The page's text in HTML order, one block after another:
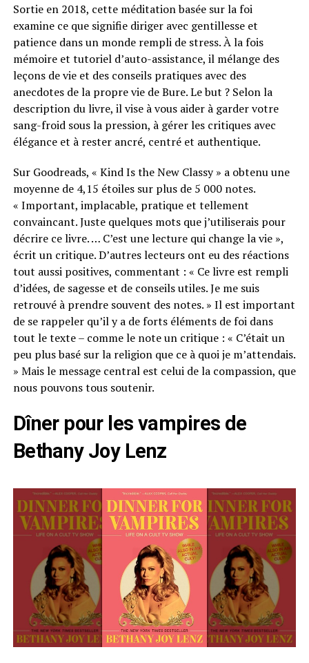
Sortie en 2018, cette méditation basée sur la foi
examine ce que signifie diriger avec gentillesse et
patience dans un monde rempli de stress. À la fois
mémoire et tutoriel d’auto-assistance, il mélange des
leçons de vie et des conseils pratiques avec des
anecdotes de la propre vie de Bure. Le but ? Selon la
description du livre, il vise à vous aider à garder votre
sang-froid sous la pression, à gérer les critiques avec
élégance et à rester ancré, centré et authentique.
Sur Goodreads, « Kind Is the New Classy » a obtenu une
moyenne de 4,15 étoiles sur plus de 5 000 notes.
« Important, implacable, pratique et tellement
convaincant. Juste quelques mots que j’utiliserais pour
décrire ce livre. … C’est une lecture qui change la vie »,
écrit un critique. D’autres lecteurs ont eu des réactions
tout aussi positives, commentant : « Ce livre est rempli
d’idées, de sagesse et de conseils utiles. Je me suis
retrouvé à prendre souvent des notes. » Il est important
de se rappeler qu’il y a de forts éléments de foi dans
tout le texte – comme le note un critique : « C’était un
peu plus basé sur la religion que ce à quoi je m’attendais.
» Mais le message central est celui de la compassion, que
nous pouvons tous soutenir.
Dîner pour les vampires de
Bethany Joy Lenz